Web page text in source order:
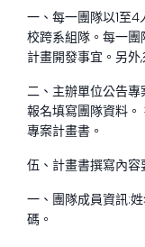
一、每一團隊以1至
校跨系組隊。每一團
計畫開發事宜。另外
二、主辦單位公告專
報名填寫團隊資料
專案計畫書。
伍、計畫書撰寫內容
一、團隊成員資訊:
碼。